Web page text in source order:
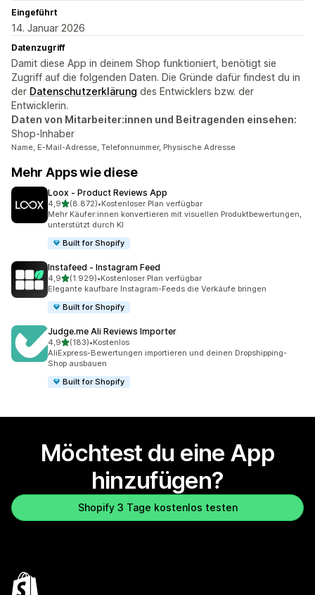
Eingeführt
14. Januar 2026
Datenzugriff
Damit diese App in deinem Shop funktioniert, benötigt sie
Zugriff auf die folgenden Daten. Die Gründe dafür findest du in
der Datenschutzerklärung des Entwicklers bzw. der
Entwicklerin.
Daten von Mitarbeiter:innen und Beitragenden einsehen:
Shop-Inhaber
Name, E-Mail-Adresse, Telefonnummer, Physische Adresse
Mehr Apps wie diese
Loox ‑ Product Reviews App
4,9von 5 Sternen
(8.872)
8872 Rezensionen insgesamt
•Kostenloser Plan verfügbar
Mehr Käufer:innen konvertieren mit visuellen Produktbewertungen,
unterstützt durch KI
Built for Shopify
Instafeed ‑ Instagram Feed
4,9von 5 Sternen
(1.929)
1929 Rezensionen insgesamt
•Kostenloser Plan verfügbar
Elegante kaufbare Instagram-Feeds die Verkäufe bringen
Built for Shopify
Judge.me Ali Reviews Importer
4,9von 5 Sternen
(183)
183 Rezensionen insgesamt
•Kostenlos
AliExpress-Bewertungen importieren und deinen Dropshipping-
Shop ausbauen
Built for Shopify
Möchtest du eine App
hinzufügen?
Shopify 3 Tage kostenlos testen